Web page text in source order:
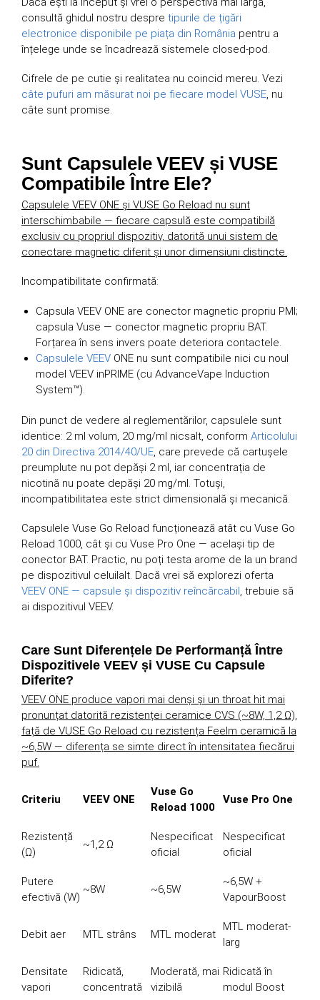
consultă ghidul nostru despre tipurile de țigări
electronice disponibile pe piața din România pentru a
înțelege unde se încadrează sistemele closed-pod.
Cifrele de pe cutie și realitatea nu coincid mereu. Vezi
câte pufuri am măsurat noi pe fiecare model VUSE, nu
câte sunt promise.
Sunt Capsulele VEEV și VUSE
Compatibile Între Ele?
Capsulele VEEV ONE și VUSE Go Reload nu sunt
interschimbabile — fiecare capsulă este compatibilă
exclusiv cu propriul dispozitiv, datorită unui sistem de
conectare magnetic diferit și unor dimensiuni distincte.
Incompatibilitate confirmată:
Capsula VEEV ONE are conector magnetic propriu PMI;
capsula Vuse — conector magnetic propriu BAT.
Forțarea în sens invers poate deteriora contactele.
Capsulele VEEV ONE nu sunt compatibile nici cu noul
model VEEV inPRIME (cu AdvanceVape Induction
System™).
Din punct de vedere al reglementărilor, capsulele sunt
identice: 2 ml volum, 20 mg/ml nicsalt, conform Articolului
20 din Directiva 2014/40/UE, care prevede că cartușele
preumplute nu pot depăși 2 ml, iar concentrația de
nicotină nu poate depăși 20 mg/ml. Totuși,
incompatibilitatea este strict dimensională și mecanică.
Capsulele Vuse Go Reload funcționează atât cu Vuse Go
Reload 1000, cât și cu Vuse Pro One — același tip de
conector BAT. Practic, nu poți testa arome de la un brand
pe dispozitivul celuilalt. Dacă vrei să explorezi oferta
VEEV ONE — capsule și dispozitiv reîncărcabil , trebuie să
ai dispozitivul VEEV.
Care Sunt Diferențele De Performanță Între
Dispozitivele VEEV și VUSE Cu Capsule
Diferite?
VEEV ONE produce vapori mai denși și un throat hit mai
pronunțat datorită rezistenței ceramice CVS (~8W, 1,2 Ω),
față de VUSE Go Reload cu rezistența Feelm ceramică la
~6,5W — diferența se simte direct în intensitatea fiecărui
puf.
Criteriu VEEV ONE
Vuse Go
Reload 1000
Vuse Pro One
Rezistență
(Ω)
~1,2 Ω
Nespecificat
oficial
Nespecificat
oficial
Putere
efectivă (W)
~8W ~6,5W
~6,5W +
VapourBoost
Debit aer MTL strâns MTL moderat
MTL moderat-
larg
Densitate
vapori
Ridicată,
concentrată
Moderată, mai
vizibilă
Ridicată în
modul Boost